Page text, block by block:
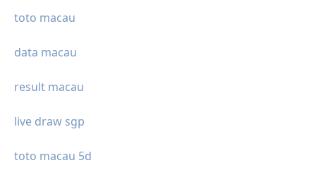
toto macau
data macau
result macau
live draw sgp
toto macau 5d